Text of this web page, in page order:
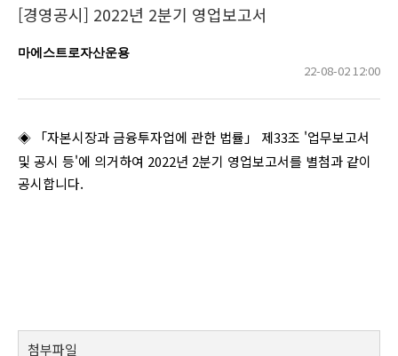
[경영공시] 2022년 2분기 영업보고서
마에스트로자산운용
22-08-02 12:00
◈ 「자본시장과 금융투자업에 관한 법률」 제33조 '업무보고서
및 공시 등'에 의거하여 2022년 2분기 영업보고서를 별첨과 같이
공시합니다.
첨부파일